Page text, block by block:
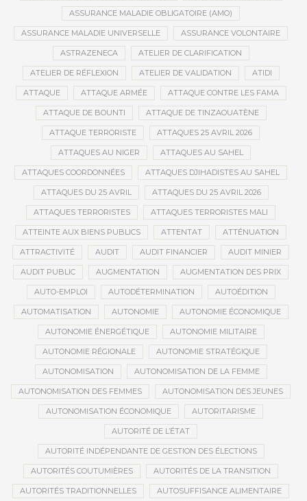
ASSURANCE MALADIE OBLIGATOIRE (AMO)
ASSURANCE MALADIE UNIVERSELLE ASSURANCE VOLONTAIRE
ASTRAZENECA ATELIER DE CLARIFICATION
ATELIER DE RÉFLEXION ATELIER DE VALIDATION ATIDI
ATTAQUE ATTAQUE ARMÉE ATTAQUE CONTRE LES FAMA
ATTAQUE DE BOUNTI ATTAQUE DE TINZAOUATÈNE
ATTAQUE TERRORISTE ATTAQUES 25 AVRIL 2026
ATTAQUES AU NIGER ATTAQUES AU SAHEL
ATTAQUES COORDONNÉES ATTAQUES DJIHADISTES AU SAHEL
ATTAQUES DU 25 AVRIL ATTAQUES DU 25 AVRIL 2026
ATTAQUES TERRORISTES ATTAQUES TERRORISTES MALI
ATTEINTE AUX BIENS PUBLICS ATTENTAT ATTÉNUATION
ATTRACTIVITÉ AUDIT AUDIT FINANCIER AUDIT MINIER
AUDIT PUBLIC AUGMENTATION AUGMENTATION DES PRIX
AUTO-EMPLOI AUTODÉTERMINATION AUTOÉDITION
AUTOMATISATION AUTONOMIE AUTONOMIE ÉCONOMIQUE
AUTONOMIE ÉNERGÉTIQUE AUTONOMIE MILITAIRE
AUTONOMIE RÉGIONALE AUTONOMIE STRATÉGIQUE
AUTONOMISATION AUTONOMISATION DE LA FEMME
AUTONOMISATION DES FEMMES AUTONOMISATION DES JEUNES
AUTONOMISATION ÉCONOMIQUE AUTORITARISME
AUTORITÉ DE L’ÉTAT
AUTORITÉ INDÉPENDANTE DE GESTION DES ÉLECTIONS
AUTORITÉS COUTUMIÈRES AUTORITÉS DE LA TRANSITION
AUTORITÉS TRADITIONNELLES AUTOSUFFISANCE ALIMENTAIRE